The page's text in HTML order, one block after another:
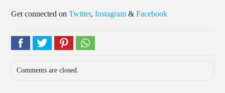
Get connected onTwitter,Instagram &Facebook
Comments are closed.